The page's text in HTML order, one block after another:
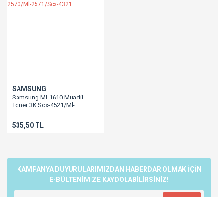
SAMSUNG
Samsung Ml-1610 Muadil
Toner 3K Scx-4521/Ml-
2571/Scx-4321
535,50 TL
KAMPANYA DUYURULARIMIZDAN HABERDAR OLMAK İÇİN
E-BÜLTENİMİZE KAYDOLABİLİRSİNİZ!